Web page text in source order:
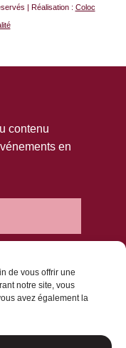
de vous offrir une
notre site, vous
avez également la
| Réalisation : Coloc
contenu
en